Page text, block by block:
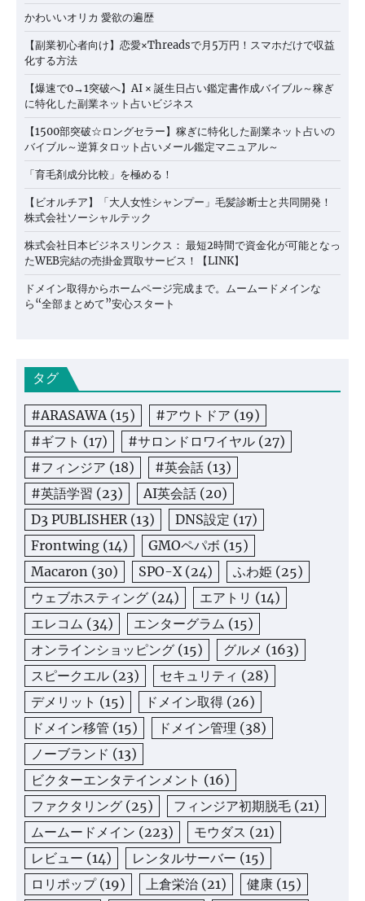
かわいいオリカ 愛欲の遍歴
【副業初心者向け】恋愛×Threadsで月5万円！スマホだけで収益
化する方法
【爆速で0→1突破へ】AI × 誕生日占い鑑定書作成バイブル～稼ぎ
に特化した副業ネット占いビジネス
【1500部突破☆ロングセラー】稼ぎに特化した副業ネット占いの
バイブル～逆算タロット占いメール鑑定マニュアル～
「育毛剤成分比較」を極める！
【ビオルチア】「大人女性シャンプー」毛髪診断士と共同開発！
株式会社ソーシャルテック
株式会社日本ビジネスリンクス： 最短2時間で資金化が可能となっ
たWEB完結の売掛金買取サービス！【LINK】
ドメイン取得からホームページ完成まで。ムームードメインな
ら“全部まとめて”安心スタート
タグ
#ARASAWA(15) #アウトドア (19)
#ギフト (17) #サロンドロワイヤル (27)
#フィンジア (18) #英会話 (13)
#英語学習 (23) AI英会話 (20)
D3 PUBLISHER(13) DNS設定 (17)
Frontwing (14) GMOペパボ (15)
Macaron (30) SPO-X(24) ふわ姫 (25)
ウェブホスティング (24) エアトリ (14)
エレコム (34) エンターグラム (15)
オンラインショッピング (15) グルメ (163)
スピークエル (23) セキュリティ (28)
デメリット (15) ドメイン取得 (26)
ドメイン移管 (15) ドメイン管理 (38)
ノーブランド (13)
ビクターエンタテインメント (16)
ファクタリング (25) フィンジア初期脱毛 (21)
ムームードメイン (223) モウダス (21)
レビュー (14) レンタルサーバー (15)
ロリポップ(19) 上倉栄治 (21) 健康 (15)